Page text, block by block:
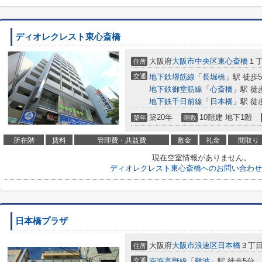
ディオレクレスト東心斎橋
住所 大阪府大阪市中央区東心斎橋 １
交通 地下鉄堺筋線 「 長堀橋 」駅 徒歩
地下鉄御堂筋線 「 心斎橋 」駅 徒
地下鉄千日前線 「 日本橋 」駅 徒
築年 築20年 階数 10階建 地下1階
所在階 賃料 管理費・共益費 敷金 礼金 間取り
現在空室情報がありません。
ディオレクレスト東心斎橋へのお問い合わ
日本橋プラザ
住所 大阪府大阪市浪速区 日本橋 ３丁
交通